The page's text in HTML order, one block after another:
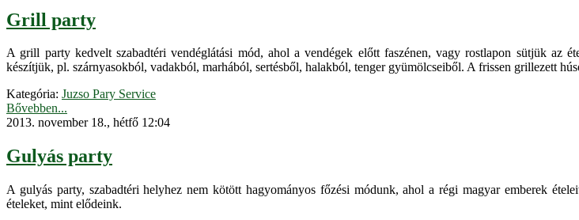
Grill party
A grill party kedvelt szabadtéri vendéglátási mód, ahol a vendégek előtt faszénen, vagy rostlapon sütjük az
készítjük, pl. szárnyasokból, vadakból, marhából, sertésből, halakból, tenger gyümölcseiből. A frissen grillezett
Kategória: Juzso Pary Service
Bővebben...
2013. november 18., hétfő 12:04
Gulyás party
A gulyás party, szabadtéri helyhez nem kötött hagyományos főzési módunk, ahol a régi magyar emberek
ételeket, mint elődeink.